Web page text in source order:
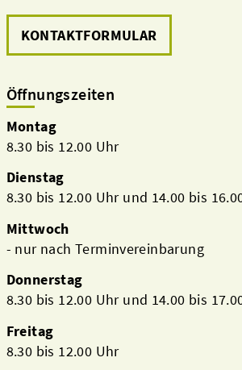
KONTAKTFORMULAR
Öffnungszeiten
Montag
8.30 bis 12.00 Uhr
Dienstag
8.30 bis 12.00 Uhr und 14.00 bis
Mittwoch
- nur nach Terminvereinbarung
Donnerstag
8.30 bis 12.00 Uhr und 14.00 bis
Freitag
8.30 bis 12.00 Uhr